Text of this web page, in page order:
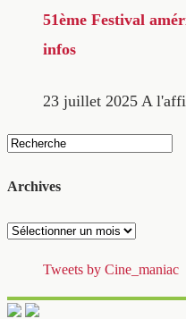
51ème Festival
infos
23 juillet 2025 A
Archives
Archives
Tweets by Cine_maniac